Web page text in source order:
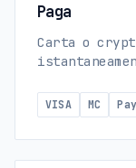
Paga
Carta o
VISA MC Pay